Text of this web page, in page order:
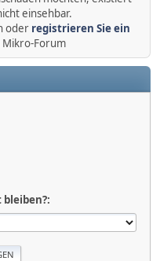
einsehbar.
oder registrieren Sie ein
Forum